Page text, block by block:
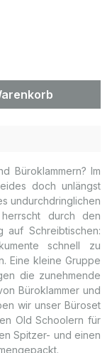
Büroklammern? Im
doch unlängst
undurchdringlichen
durch den
auf Schreibtischen:
schnell zu
Eine kleine Gruppe
die zunehmende
Büroklammer und
wir unser Büroset
Old Schoolern für
Spitzer- und einen